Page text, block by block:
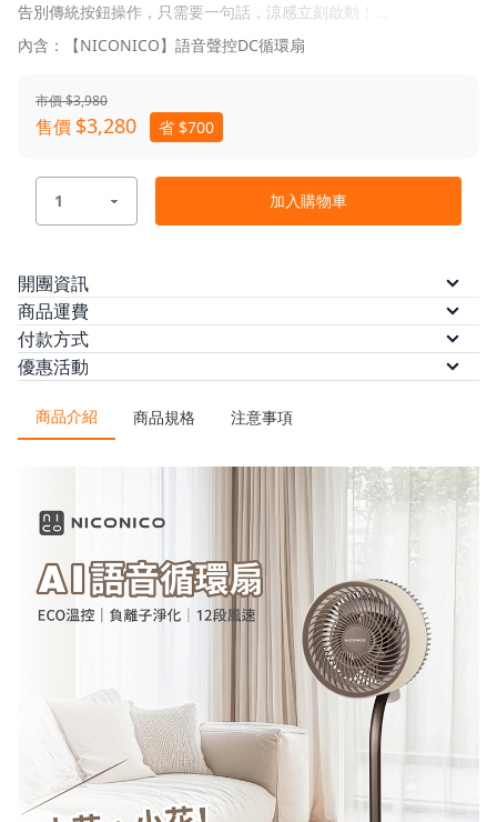
告別傳統按鈕操作，只需要一句話，涼感立刻啟動！
● 簡單操作，解放雙手 | 呼叫「小花小花 !」
● ECO智慧溫控 | 4種模式12段風速設計
● 智慧定時 | 睡眠不間斷
● 360°立體擺頭 | 加速室內循環
● 超節能DC變頻馬達 | 省電又靜音
● LED氛圍燈 | 輔助照明，夜間不摸黑
● 磁吸遙控器收納槽 | 輕鬆收納不怕丟
內含：【NICONICO】語音聲控DC循環扇
市價 $3,980
售價 $3,280 省 $700
加入購物車
開團資訊
預計出貨
出貨。
商品運費
本方案無法配送離島，限台灣本島配送
本島運費
付款方式
ATM轉帳
付 / 街口支付
滿千最高8%現金回饋｜每月指定
週五最高再疊$150。了解更多
AFTEE 先享後付
美賣獨家！分 3 期 0
優惠活動
1,500 折 88
商品介紹 商品規格 注意事項